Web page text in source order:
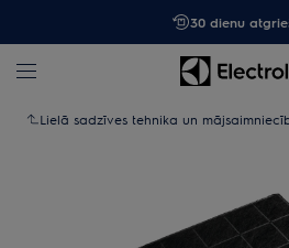
30 dienu
Lielā sadzīves tehnika un